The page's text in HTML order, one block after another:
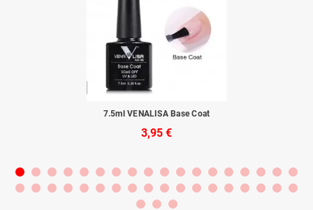
7.5ml VENALISA Base Coat
3,95 €